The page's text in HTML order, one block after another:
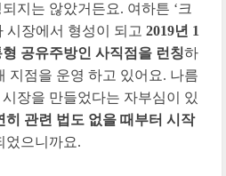
지는 않았거든요. 여하튼 ‘크
시장에서 형성이 되고 2019년 1
공유주방인 사직점을 런칭하
지점을 운영 하고 있어요. 나름
장을 만들었다는 자부심이 있
히 관련 법도 없을 때부터 시작
었으니까요.